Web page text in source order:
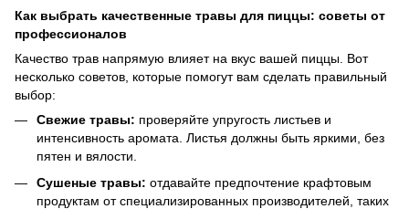
Как выбрать качественные травы для пиццы: советы от
профессионалов
Качество трав напрямую влияет на вкус вашей пиццы. Вот
несколько советов, которые помогут вам сделать правильный
выбор:
Свежие травы: проверяйте упругость листьев и
интенсивность аромата. Листья должны быть яркими, без
пятен и вялости.
Сушеные травы: отдавайте предпочтение крафтовым
продуктам от специализированных производителей, таких